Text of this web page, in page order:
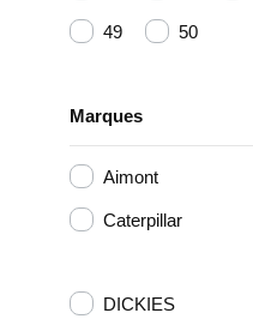
49 50
Marques
Aimont
Caterpillar
DICKIES